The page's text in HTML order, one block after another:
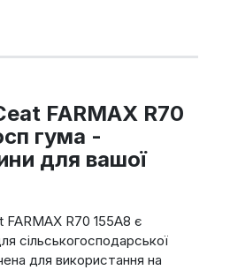
FARMAX R70
гума -
для вашої
R70 155A8 є
сільськогосподарської
для використання на